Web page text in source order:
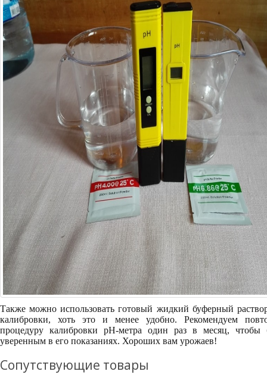
Также можно использовать готовый жидкий буферный
калибровки, хоть это и менее удобно. Рекомендуем
процедуру калибровки pH-метра один раз в месяц, чтобы
уверенным в его показаниях. Хороших вам урожаев!
Сопутствующие товары